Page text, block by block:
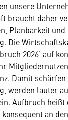
unsere
braucht daher
Planbarkeit und
Die
2026‘ auf
Damit
werden lauter
Aufbruch heißt
an